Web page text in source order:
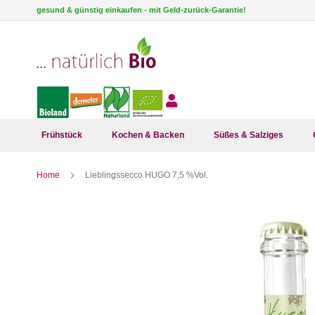
Direkt
gesund & günstig einkaufen - mit Geld-zurück-Garantie!
Frühstück Kochen & Backen Süßes & Salziges
Home Lieblingssecco HUGO 7,5 %Vol.